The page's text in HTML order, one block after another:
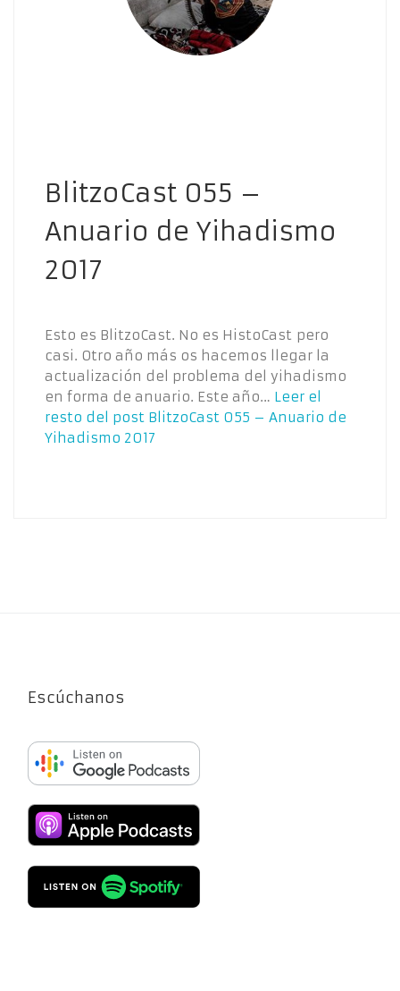
BlitzoCast 055 –
Anuario de Yihadismo
2017
Esto es BlitzoCast. No es HistoCast pero
casi. Otro año más os hacemos llegar la
actualización del problema del yihadismo
en forma de anuario. Este año… Leer el
resto del post BlitzoCast 055 – Anuario de
Yihadismo 2017
Escúchanos